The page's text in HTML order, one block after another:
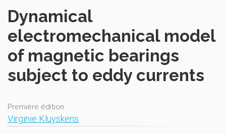
Dynamical
electromechanical model
of magnetic bearings
subject to eddy currents
Première édition
Virginie Kluyskens